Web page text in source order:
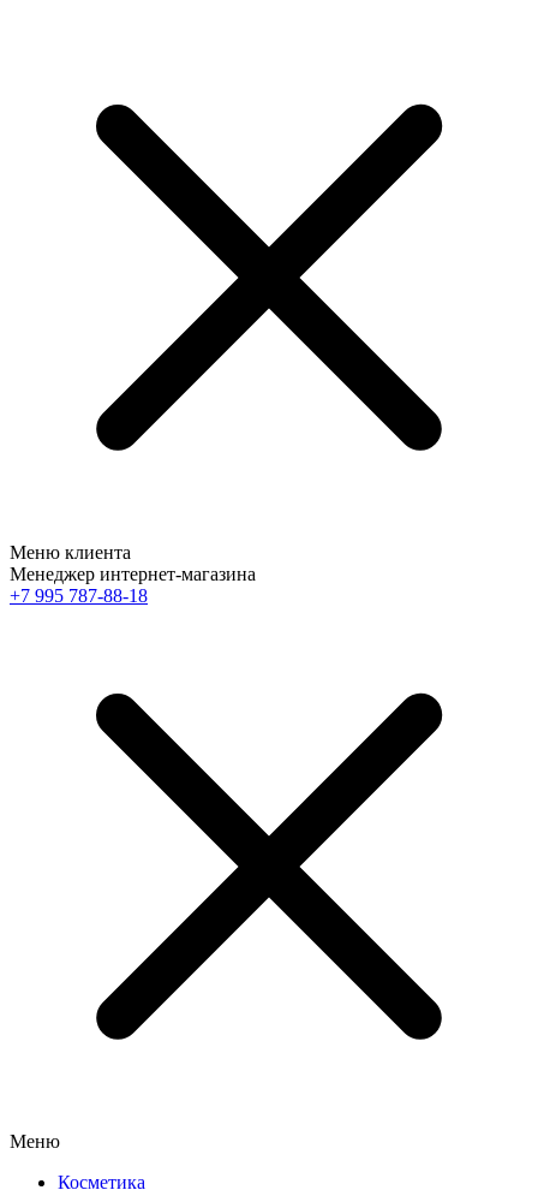
Меню клиента
Менеджер интернет-магазина
+7 995 787-88-18
Меню
Косметика